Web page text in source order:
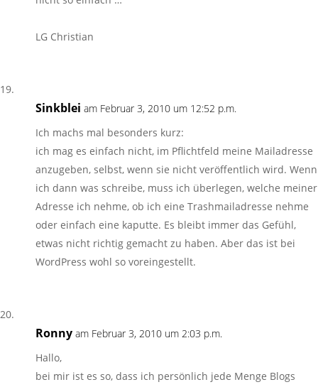
LG Christian
Sinkblei am Februar 3, 2010 um 12:52 p.m.
Ich machs mal besonders kurz:
ich mag es einfach nicht, im Pflichtfeld meine Mailadresse
anzugeben, selbst, wenn sie nicht veröffentlich wird. Wenn
ich dann was schreibe, muss ich überlegen, welche meiner
Adresse ich nehme, ob ich eine Trashmailadresse nehme
oder einfach eine kaputte. Es bleibt immer das Gefühl,
etwas nicht richtig gemacht zu haben. Aber das ist bei
WordPress wohl so voreingestellt.
Ronny am Februar 3, 2010 um 2:03 p.m.
Hallo,
bei mir ist es so, dass ich persönlich jede Menge Blogs